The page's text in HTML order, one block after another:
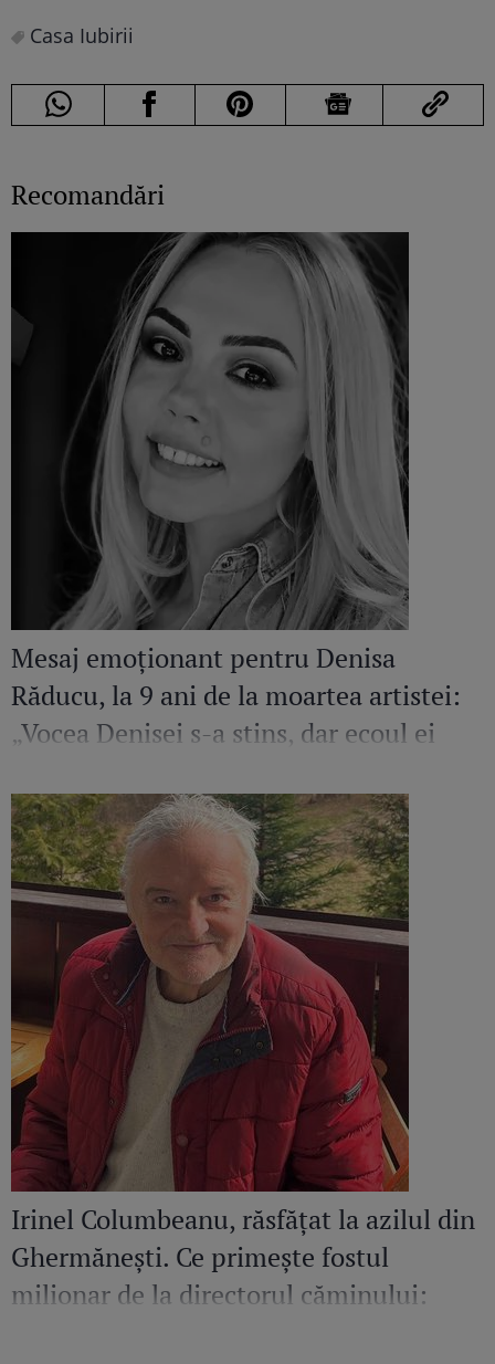
Casa Iubirii
Recomandări
Mesaj emoționant pentru Denisa
Răducu, la 9 ani de la moartea artistei:
„Vocea Denisei s-a stins, dar ecoul ei
Irinel Columbeanu, răsfățat la azilul din
Ghermănești. Ce primește fostul
milionar de la directorul căminului: